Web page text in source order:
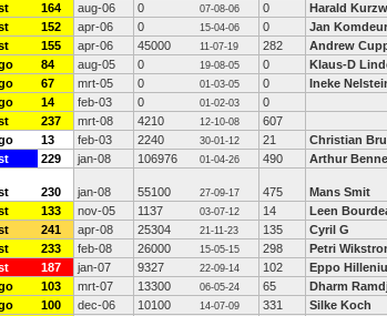
164 aug-06 0 07-08-06 0 Harald
152 apr-06 0 15-04-06 0 Jan Komdeur
155 apr-06 45000 11-07-19 282 Andrew
84 aug-05 0 19-08-05 0 Klaus-D
67 mrt-05 0 01-03-05 0 Ineke
14 feb-03 0 01-02-03 0
237 mrt-08 4210 12-10-08
607
13 feb-03 2240 30-01-12 21 Christian
229 jan-08 106976 01-04-26 490 Arthur
230 jan-08 55100 27-09-17 475 Mans Smit
133 nov-05 1137 03-07-12 14 Leen
241 apr-08 25304 21-11-23 135 Cyril G
233 feb-08 26000 15-05-15 298 Petri
187 jan-07 9327 22-09-14 102 Eppo
103 mrt-07 13300 06-05-24 65 Dharm
100 dec-06 10100 14-07-09 331 Silke Koch